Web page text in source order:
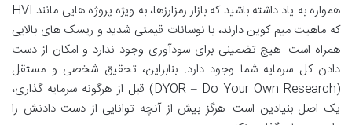
همواره به یاد داشته باشید که بازار رمزارزها، به ویژه پروژه هایی مانند HVI
که ماهیت میم کوین دارند، با نوسانات قیمتی شدید و ریسک های بالایی
همراه است. هیچ تضمینی برای سودآوری وجود ندارد و امکان از دست
دادن کل سرمایه شما وجود دارد. بنابراین، تحقیق شخصی و مستقل
(DYOR – Do Your Own Research) قبل از هرگونه سرمایه گذاری،
یک اصل بنیادین است. هرگز بیش از آنچه توانایی از دست دادنش را